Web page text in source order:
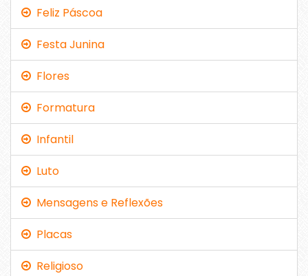
Feliz Páscoa
Festa Junina
Flores
Formatura
Infantil
Luto
Mensagens e Reflexões
Placas
Religioso